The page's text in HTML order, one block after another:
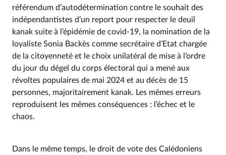
référendum d’autodétermination contre le souhait des
indépendantistes d’un report pour respecter le deuil
kanak suite à l’épidémie de covid-19, la nomination de la
loyaliste Sonia Backès comme secrétaire d’Etat chargée
de la citoyenneté et le choix unilatéral de mise à l’ordre
du jour du dégel du corps électoral qui a mené aux
révoltes populaires de mai 2024 et au décès de 15
personnes, majoritairement kanak. Les mêmes erreurs
reproduisent les mêmes conséquences : l’échec et le
chaos.
Dans le même temps, le droit de vote des Calédoniens